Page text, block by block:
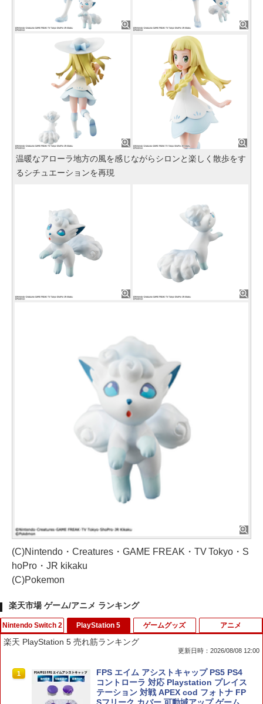
温暖なアローラ地方の風を感じながらシロンと楽しく散歩をす
るシチュエーションを再現
(C)Nintendo・Creatures・GAME FREAK・TV Tokyo・S
hoPro・JR kikaku
(C)Pokemon
楽天市場 ゲーム/アニメ ランキング
Nintendo Switch 2
1
スプラトゥーン レイダース [Nintendo S
witch 2 専用] 任天堂[ラッピング不可]
PlayStation 5
楽天 PlayStation 5 売れ筋ランキング
更新日時：2026/08/08 12:00
1
FPS エイム アシストキャップ PS5 PS4
コントローラ 対応 Playstation プレイス
テーション 対戦 APEX cod フォトナ FP
ゲームグッズ アニメ